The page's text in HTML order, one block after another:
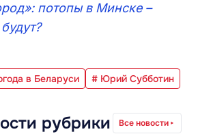
потопы в Минске –
в Беларуси # Юрий Субботин
рубрики Все новости